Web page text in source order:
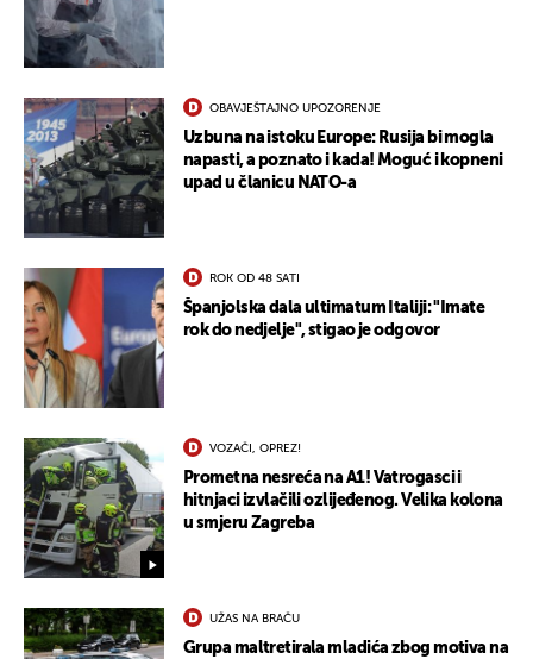
OBAVJEŠTAJNO UPOZORENJE
Uzbuna na istoku Europe: Rusija bi mogla
napasti, a poznato i kada! Moguć i kopneni
upad u članicu NATO-a
ROK OD 48 SATI
Španjolska dala ultimatum Italiji: "Imate
rok do nedjelje", stigao je odgovor
VOZAČI, OPREZ!
Prometna nesreća na A1! Vatrogasci i
hitnjaci izvlačili ozlijeđenog. Velika kolona
u smjeru Zagreba
UŽAS NA BRAČU
Grupa maltretirala mladića zbog motiva na
UKLJUČITE NOTIFIKACIJE